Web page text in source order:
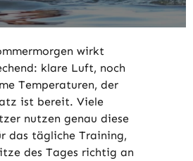
wirkt
klare Luft, noch
Temperaturen, der
ist bereit. Viele
nutzen genau diese
das tägliche Training,
des Tages richtig an